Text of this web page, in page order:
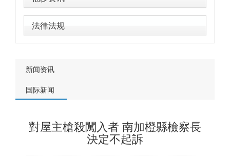
法律法规
新闻资讯
国际新闻
對屋主槍殺闖入者 南加橙縣檢察長
決定不起訴